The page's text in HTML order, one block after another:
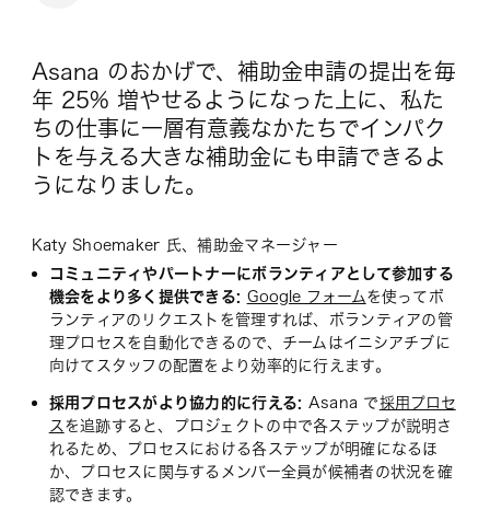
Asana のおかげで、補助金申請の提出を毎
年 25% 増やせるようになった上に、私た
ちの仕事に一層有意義なかたちでインパク
トを与える大きな補助金にも申請できるよ
うになりました。
Katy Shoemaker 氏、補助金マネージャー
コミュニティやパートナーにボランティアとして参加する
機会をより多く提供できる: Google フォーム を使ってボ
ランティアのリクエストを管理すれば、ボランティアの管
理プロセスを自動化できるので、チームはイニシアチブに
向けてスタッフの配置をより効率的に行えます。
採用プロセスがより協力的に行える: Asana で採用プロセ
ス を追跡すると、プロジェクトの中で各ステップが説明さ
れるため、プロセスにおける各ステップが明確になるほ
か、プロセスに関与するメンバー全員が候補者の状況を確
認できます。